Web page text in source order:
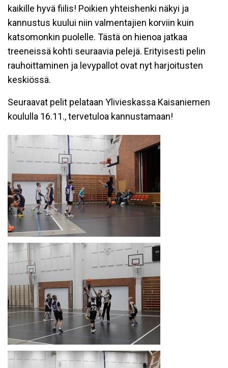
kaikille hyvä fiilis! Poikien yhteishenki näkyi ja
kannustus kuului niin valmentajien korviin kuin
katsomonkin puolelle. Tästä on hienoa jatkaa
treeneissä kohti seuraavia pelejä. Erityisesti pelin
rauhoittaminen ja levypallot ovat nyt harjoitusten
keskiössä.
Seuraavat pelit pelataan Ylivieskassa Kaisaniemen
koululla 16.11., tervetuloa kannustamaan!